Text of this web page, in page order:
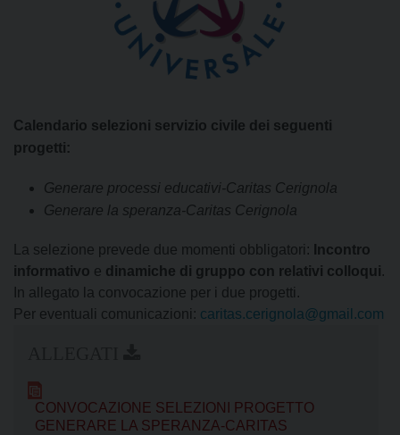
Calendario selezioni servizio civile dei seguenti
progetti:
Generare processi educativi-Caritas Cerignola
Generare la speranza-Caritas Cerignola
La selezione prevede due momenti obbligatori: Incontro
informativo e dinamiche di gruppo con relativi colloqui.
In allegato la convocazione per i due progetti.
Per eventuali comunicazioni: caritas.cerignola@gmail.com
CONVOCAZIONE SELEZIONI PROGETTO
GENERARE LA SPERANZA-CARITAS